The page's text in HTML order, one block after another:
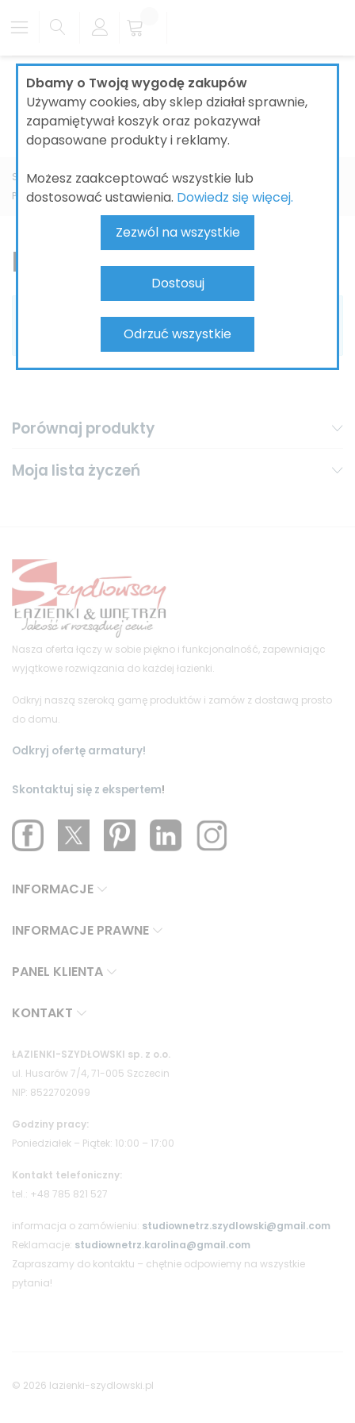
Dbamy o Twoją wygodę zakupów
Używamy cookies, aby sklep działał sprawnie,
zapamiętywał koszyk oraz pokazywał
dopasowane produkty i reklamy.
Możesz zaakceptować wszystkie lub
dostosować ustawienia. Dowiedz się więcej.
Zezwól na wszystkie
Dostosuj
Odrzuć wszystkie
Strona główna ŁAZIENKI
SYSTEMY INSTALACYJNE I ODPŁYWY
PRZYCISKI DO SPŁUCZEK WC
TECE Planus
Planus
Nie możemy odnaleźć pasujących produktów do
Porównaj produkty
Moja lista życzeń
Nasza oferta łączy w sobie piękno i funkcjonalność, zapewniając
wyjątkowe rozwiązania do każdej łazienki.
Odkryj naszą szeroką gamę produktów i zamów z dostawą prosto
do domu.
Odkryj ofertę armatury!
Skontaktuj się z ekspertem!
INFORMACJE
INFORMACJE PRAWNE
PANEL KLIENTA
KONTAKT
ŁAZIENKI-SZYDŁOWSKI sp. z o.o.
ul. Husarów 7/4, 71-005 Szczecin
NIP: 8522702099
Godziny pracy:
Poniedziałek – Piątek: 10:00 – 17:00
Kontakt telefoniczny:
tel.: +48 785 821 527
informacja o zamówieniu: studiownetrz.szydlowski@gmail.com
Reklamacje: studiownetrz.karolina@gmail.com
Zapraszamy do kontaktu – chętnie odpowiemy na wszystkie
pytania!
© 2026 lazienki-szydlowski.pl